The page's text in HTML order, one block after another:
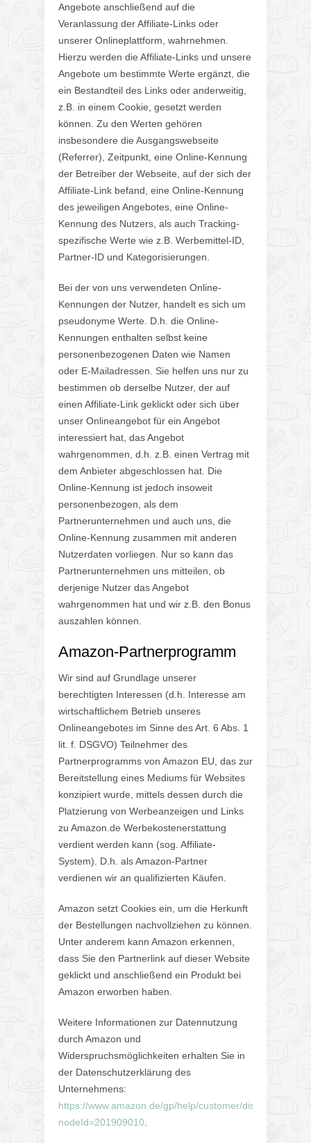
Angebote anschließend auf die
Veranlassung der Affiliate-Links oder
unserer Onlineplattform, wahrnehmen.
Hierzu werden die Affiliate-Links und unsere
Angebote um bestimmte Werte ergänzt, die
ein Bestandteil des Links oder anderweitig,
z.B. in einem Cookie, gesetzt werden
können. Zu den Werten gehören
insbesondere die Ausgangswebseite
(Referrer), Zeitpunkt, eine Online-Kennung
der Betreiber der Webseite, auf der sich der
Affiliate-Link befand, eine Online-Kennung
des jeweiligen Angebotes, eine Online-
Kennung des Nutzers, als auch Tracking-
spezifische Werte wie z.B. Werbemittel-ID,
Partner-ID und Kategorisierungen.
Bei der von uns verwendeten Online-
Kennungen der Nutzer, handelt es sich um
pseudonyme Werte. D.h. die Online-
Kennungen enthalten selbst keine
personenbezogenen Daten wie Namen
oder E-Mailadressen. Sie helfen uns nur zu
bestimmen ob derselbe Nutzer, der auf
einen Affiliate-Link geklickt oder sich über
unser Onlineangebot für ein Angebot
interessiert hat, das Angebot
wahrgenommen, d.h. z.B. einen Vertrag mit
dem Anbieter abgeschlossen hat. Die
Online-Kennung ist jedoch insoweit
personenbezogen, als dem
Partnerunternehmen und auch uns, die
Online-Kennung zusammen mit anderen
Nutzerdaten vorliegen. Nur so kann das
Partnerunternehmen uns mitteilen, ob
derjenige Nutzer das Angebot
wahrgenommen hat und wir z.B. den Bonus
auszahlen können.
Amazon-Partnerprogramm
Wir sind auf Grundlage unserer
berechtigten Interessen (d.h. Interesse am
wirtschaftlichem Betrieb unseres
Onlineangebotes im Sinne des Art. 6 Abs. 1
lit. f. DSGVO) Teilnehmer des
Partnerprogramms von Amazon EU, das zur
Bereitstellung eines Mediums für Websites
konzipiert wurde, mittels dessen durch die
Platzierung von Werbeanzeigen und Links
zu Amazon.de Werbekostenerstattung
verdient werden kann (sog. Affiliate-
System). D.h. als Amazon-Partner
verdienen wir an qualifizierten Käufen.
Amazon setzt Cookies ein, um die Herkunft
der Bestellungen nachvollziehen zu können.
Unter anderem kann Amazon erkennen,
dass Sie den Partnerlink auf dieser Website
geklickt und anschließend ein Produkt bei
Amazon erworben haben.
Weitere Informationen zur Datennutzung
durch Amazon und
Widerspruchsmöglichkeiten erhalten Sie in
der Datenschutzerklärung des
Unternehmens:
https://www.amazon.de/gp/help/customer/display.html?
nodeId=201909010.